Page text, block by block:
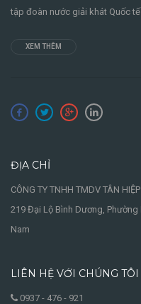
tập đoàn nước giải khát Quốc
XEM THÊM
ĐỊA CHỈ
CÔNG TY TNHH TMDV TÂN
219 Đại Lộ Bình Dương, Phường
Nam
LIÊN HỆ VỚI CHÚNG TÔI
0937 - 476 - 921